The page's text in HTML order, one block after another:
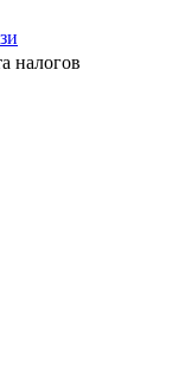
налогов